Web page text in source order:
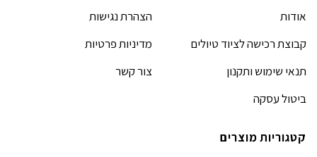
אודות
קבוצת רכישה לציוד טיולים
תנאי שימוש ותקנון
ביטול עסקה
הצהרת נגישות
מדיניות פרטיות
צור קשר
קטגוריות מוצרים